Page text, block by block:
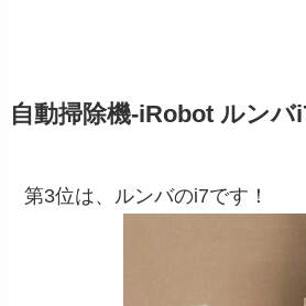
自動掃除機-iRobot ルンバ
第3位は、ルンバのi7です！